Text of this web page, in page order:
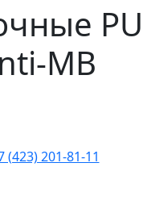
PU
MB
(423) 201-81-11